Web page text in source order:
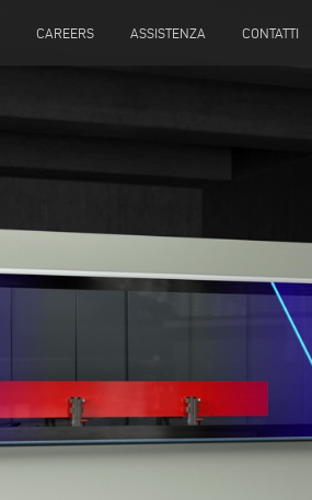
CAREERS ASSISTENZA CONTATTI